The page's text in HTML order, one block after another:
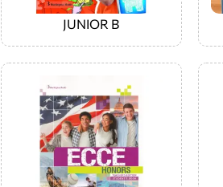
JUNIOR B